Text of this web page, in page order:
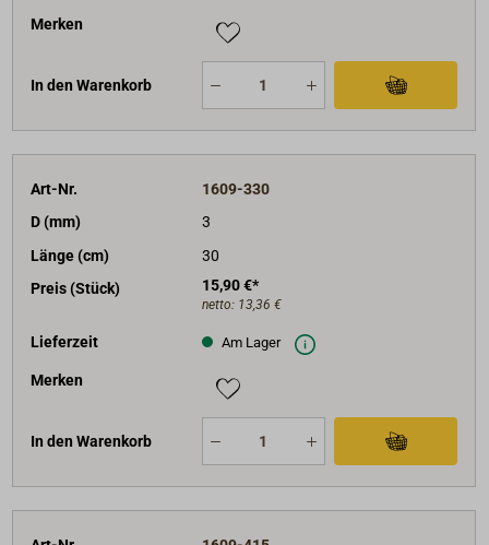
Merken
In den Warenkorb
Art-Nr.
1609-330
D (mm)
3
Länge (cm)
30
Preis (Stück)
15,90 €*
netto: 13,36 €
Lieferzeit Am Lager
Merken
In den Warenkorb